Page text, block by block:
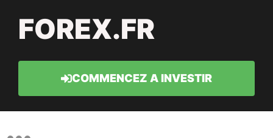
FOREX.FR
COMMENCEZ A INVESTIR